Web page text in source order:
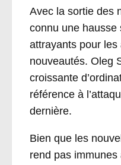
Avec la sortie des
connu une hausse
attrayants pour
nouveautés. Oleg
croissante
référence à
dernière.
Bien que les
rend pas